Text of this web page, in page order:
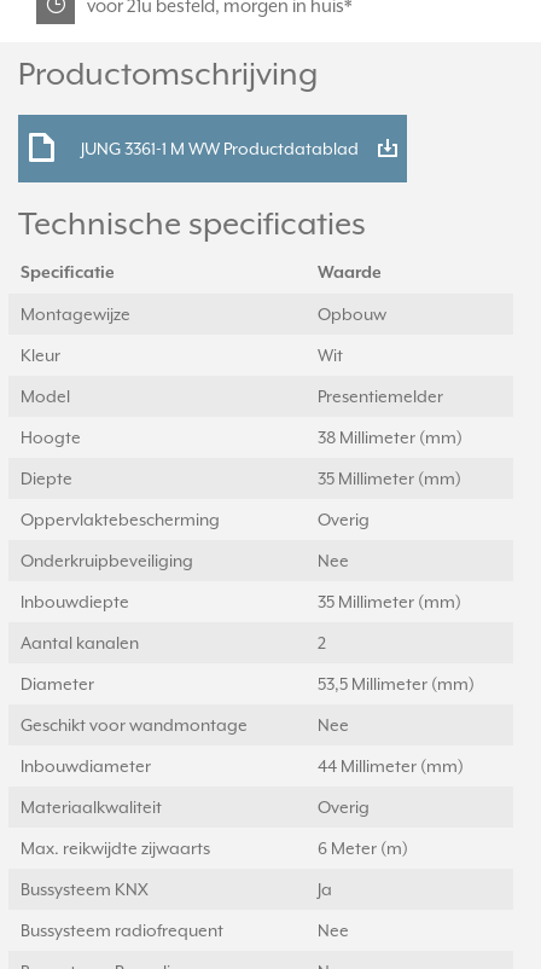
voor 21u besteld, morgen in huis*
Productomschrijving
JUNG 3361-1 M WW Productdatablad
Technische specificaties
Specificatie Waarde
Montagewijze Opbouw
Kleur Wit
Model Presentiemelder
Hoogte 38 Millimeter (mm)
Diepte 35 Millimeter (mm)
Oppervlaktebescherming Overig
Onderkruipbeveiliging Nee
Inbouwdiepte 35 Millimeter (mm)
Aantal kanalen 2
Diameter 53,5 Millimeter (mm)
Geschikt voor wandmontage Nee
Inbouwdiameter 44 Millimeter (mm)
Materiaalkwaliteit Overig
Max. reikwijdte zijwaarts 6 Meter (m)
Bussysteem KNX Ja
Bussysteem radiofrequent Nee